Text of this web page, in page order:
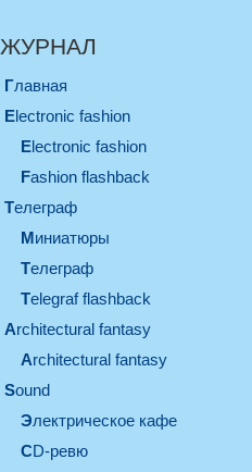
ЖУРНАЛ
Главная
electronic fashion
electronic fashion
Fashion flashback
телеграф
миниатюры
телеграф
Telegraf flashback
architectural fantasy
architectural fantasy
sound
электрическое кафе
CD-ревю